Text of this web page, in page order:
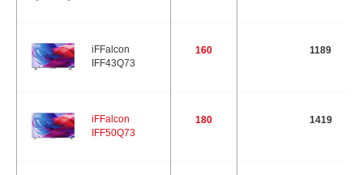
iFFalcon
IFF43Q73
160 1189
iFFalcon
IFF50Q73
180 1419